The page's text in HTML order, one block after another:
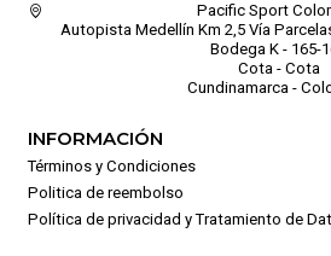
Pacific Sport
Autopista Medellín Km 2,5 Vía
Bodega K - 165-
Cota - Cota
Cundinamarca -
INFORMACIÓN
Términos y Condiciones
Politica de reembolso
Política de privacidad y Tratamiento de